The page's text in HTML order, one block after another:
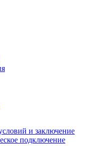
и заключение
подключение